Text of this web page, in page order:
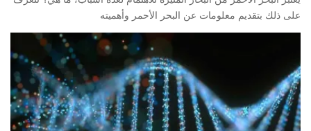
على ذلك بتقديم معلومات عن البحر الأحمر وأهميته